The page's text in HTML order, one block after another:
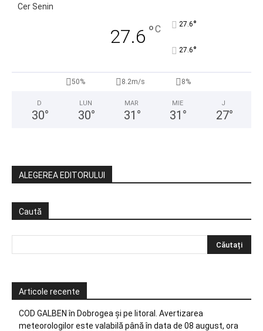
Cer Senin
27.6 °C 27.6°
27.6°
50% 8.2m/s 8%
D
30°
LUN
30°
MAR
31 °
MIE
31 °
J
27°
ALEGEREA EDITORULUI
Caută
Articole recente
COD GALBEN în Dobrogea și pe litoral. Avertizarea
meteorologilor este valabilă până în data de 08 august, ora